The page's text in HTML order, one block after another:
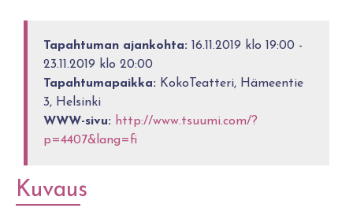
Tapahtuman ajankohta: 16.11.2019 klo 19:00 -
23.11.2019 klo 20:00
Tapahtumapaikka: KokoTeatteri, Hämeentie
3, Helsinki
WWW-sivu: http://www.tsuumi.com/?
p=4407&lang=fi
Kuvaus